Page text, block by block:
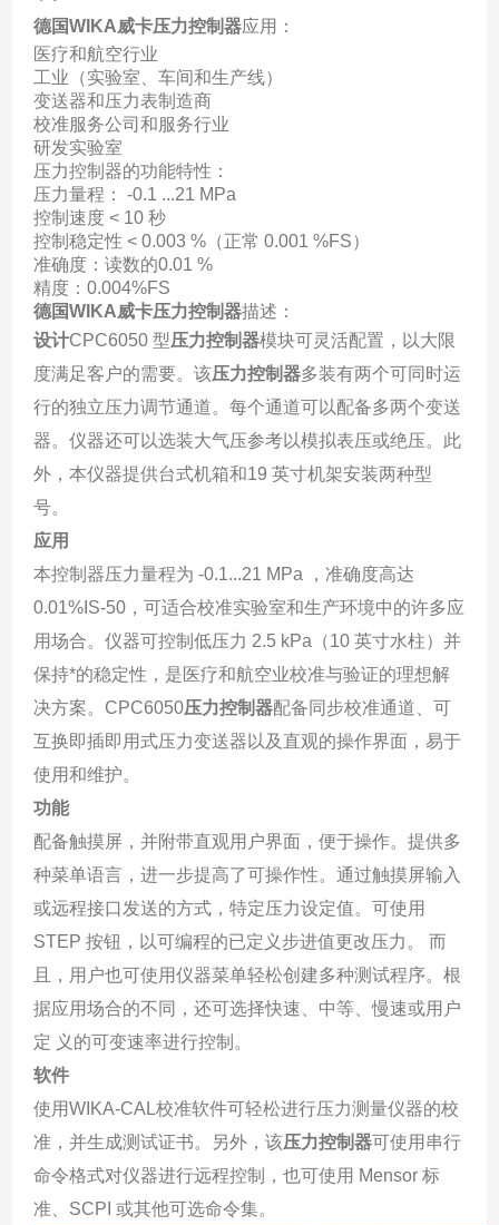
德国WIKA威卡压力控制器应用：
医疗和航空行业
工业（实验室、车间和生产线）
变送器和压力表制造商
校准服务公司和服务行业
研发实验室
压力控制器的功能特性：
压力量程： -0.1 ...21 MPa
控制速度 < 10 秒
控制稳定性 < 0.003 %（正常 0.001 %FS）
准确度：读数的0.01 %
精度：0.004%FS
德国WIKA威卡压力控制器描述：
设计CPC6050 型压力控制器模块可灵活配置，以大限
度满足客户的需要。该压力控制器多装有两个可同时运
行的独立压力调节通道。每个通道可以配备多两个变送
器。仪器还可以选装大气压参考以模拟表压或绝压。此
外，本仪器提供台式机箱和19 英寸机架安装两种型
号。
应用
本控制器压力量程为 -0.1...21 MPa ，准确度高达
0.01%IS-50，可适合校准实验室和生产环境中的许多应
用场合。仪器可控制低压力 2.5 kPa（10 英寸水柱）并
保持*的稳定性，是医疗和航空业校准与验证的理想解
决方案。CPC6050压力控制器配备同步校准通道、可
互换即插即用式压力变送器以及直观的操作界面，易于
使用和维护。
功能
配备触摸屏，并附带直观用户界面，便于操作。提供多
种菜单语言，进一步提高了可操作性。通过触摸屏输入
或远程接口发送的方式，特定压力设定值。可使用
STEP 按钮，以可编程的已定义步进值更改压力。 而
且，用户也可使用仪器菜单轻松创建多种测试程序。根
据应用场合的不同，还可选择快速、中等、慢速或用户
定 义的可变速率进行控制。
软件
使用WIKA-CAL校准软件可轻松进行压力测量仪器的校
准，并生成测试证书。另外，该压力控制器可使用串行
命令格式对仪器进行远程控制，也可使用 Mensor 标
准、SCPI 或其他可选命令集。